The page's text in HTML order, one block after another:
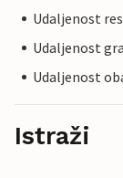
Udaljenost
Udaljenost
Udaljenost
Istraži